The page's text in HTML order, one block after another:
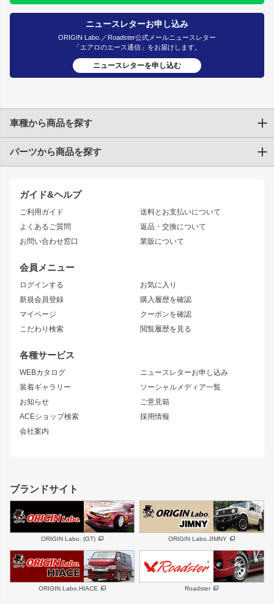
ニュースレターお申し込み
ORIGIN Labo.／Roadster公式メールニュースレター
「エアロのエース通信」をお届けします。
ニュースレターを申し込む
ガイド&ヘルプ
ご利用ガイド
よくあるご質問
お問い合わせ窓口
送料とお支払いについて
返品・交換について
業販について
会員メニュー
ログインする
新規会員登録
マイページ
こだわり検索
お気に入り
購入履歴を確認
クーポンを確認
閲覧履歴を見る
各種サービス
WEBカタログ
装着ギャラリー
お知らせ
ACEショップ検索
会社案内
ニュースレターお申し込み
ソーシャルメディア一覧
ご意見箱
採用情報
車種から商品を探す
トヨタ
JZX90 CHASER
JZX110 MARK II
JZX100 MARK II
JZX90 MARK II
トレノ
マークX
アリスト
ソアラ
アルテッツァ
ニッサン
S15 シルビア
S14 シルビア 後期
S13 シルビア
180SX
シルエイティ
ワンビア
ローレル
セフィーロ
キャラバン
スズキ
GS350
SC
スバル 三菱
デリカ D:5
軽自動車 汎用
パーツから商品を探す
エアロシリーズ
ドリフトライン
風神
雷神
レーシングライン
アタックライン
ストリームライン
リアウイング
ジムニーパーツ
ホイール
MUD-S7
MUD-SR7
まつど家 鉄漢
ボンネット
フェンダー
サイドパーツ
リアゲート
メンテナンスパーツ
ハイエースパーツ
ホイール
DAYTONA-RS
DAYTONA-RS NEO
エアロシリーズ
ブランドサイト
ORIGIN Labo. (GT) ORIGIN Labo.JIMNY
ORIGIN Labo.HIACE Roadster